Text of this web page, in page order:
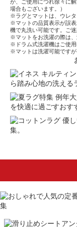
が、ご使用につれ徐々に
場合もございます。）
※ラグとマットは、ウレタ
※マットの品質表示が誤
機で丸洗い可能です。ご
※マットをお洗濯の際は、
※ドラム式洗濯機はご使用
※マットは洗濯可能ですが
キルティ
ら踏み心地の洗える
例年
を快適に過ごすおす
優
集。